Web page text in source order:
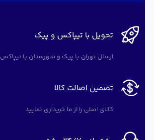
تحویل با تیپاکس و پیک
ارسال تهران با پیک و شهرستان با تیپاکس
تضمین اصالت کالا
کالای اصلی را از ما خریداری نمایید